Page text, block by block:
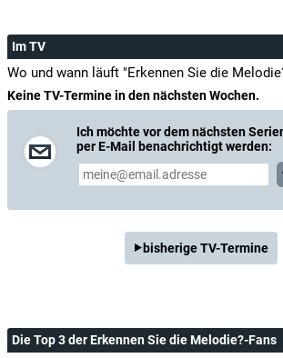
Im TV
Wo und wann läuft "Erkennen Sie die
Keine TV-Termine in den nächsten Wochen.
Ich möchte vor dem nächsten
per E-Mail benachrichtigt werden:
bisherige TV-Termine
Die Top 3 der Erkennen Sie die Melodie?-Fans